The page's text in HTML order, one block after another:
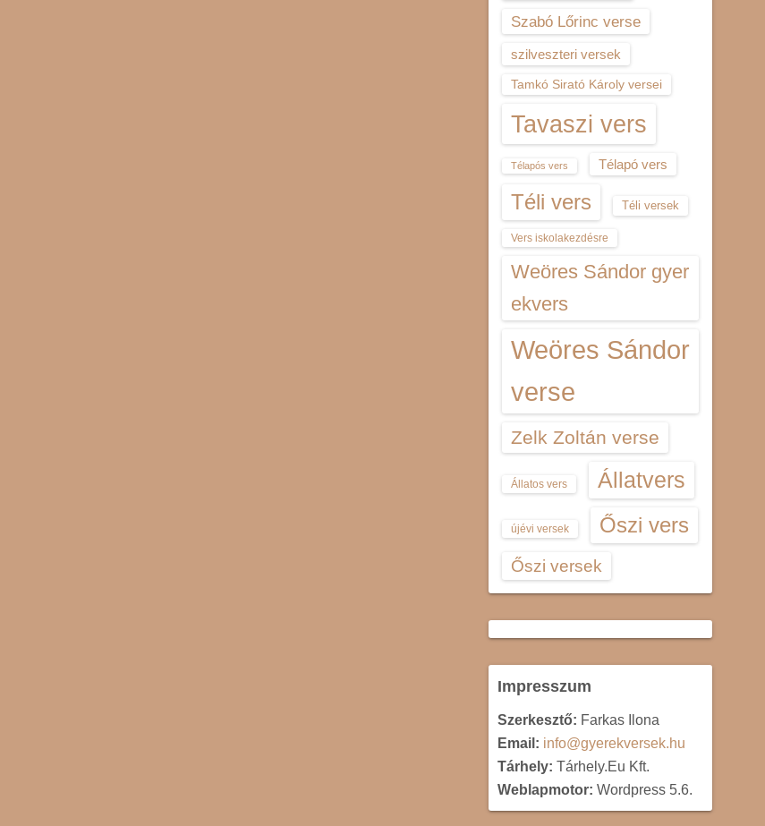
Szabó Lőrinc verse
szilveszteri versek
Tamkó Sirató Károly versei
Tavaszi vers
Télapós vers Télapó vers
Téli vers Téli versek
Vers iskolakezdésre
Weöres Sándor gyer
ekvers
Weöres Sándor
verse
Zelk Zoltán verse
Állatos vers Állatvers
újévi versek Őszi vers
Őszi versek
Impresszum
Szerkesztő: Farkas Ilona
Email: info@gyerekversek.hu
Tárhely: Tárhely.Eu Kft.
Weblapmotor: Wordpress 5.6.